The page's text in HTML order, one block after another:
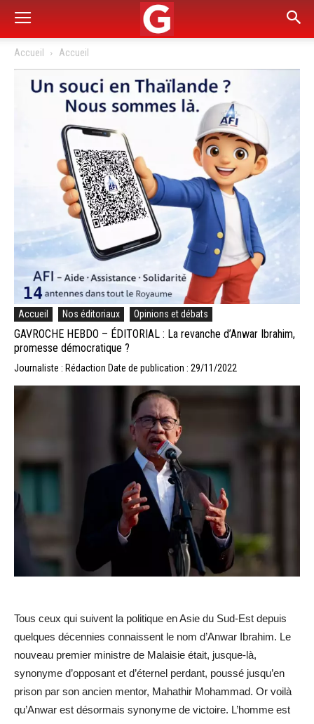
Accueil Accueil
Accueil Nos éditoriaux Opinions et débats
GAVROCHE HEBDO – ÉDITORIAL : La revanche d’Anwar Ibrahim,
promesse démocratique ?
Journaliste : Rédaction Date de publication : 29/11/2022
Tous ceux qui suivent la politique en Asie du Sud-Est depuis
quelques décennies connaissent le nom d’Anwar Ibrahim. Le
nouveau premier ministre de Malaisie était, jusque-là,
synonyme d’opposant et d’éternel perdant, poussé jusqu’en
prison par son ancien mentor, Mahathir Mohammad. Or voilà
qu’Anwar est désormais synonyme de victoire. L’homme est